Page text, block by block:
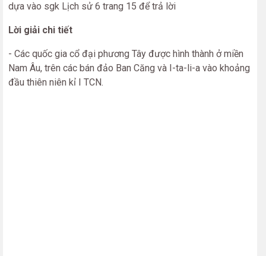
dựa vào sgk Lịch sử 6 trang 15 để trả lời
Lời giải chi tiết
- Các quốc gia cổ đại phương Tây được hình thành ở miền
Nam Âu, trên các bán đảo Ban Căng và I-ta-li-a vào khoảng
đầu thiên niên kỉ I TCN.